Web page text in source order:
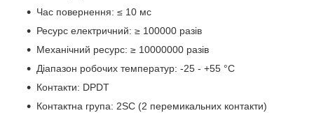
Час повернення: ≤ 10 мс
Ресурс електричний: ≥ 100000 разів
Механічний ресурс: ≥ 10000000 разів
Діапазон робочих температур: -25 - +55 °C
Контакти: DPDT
Контактна група: 2SC (2 перемикальних контакти)